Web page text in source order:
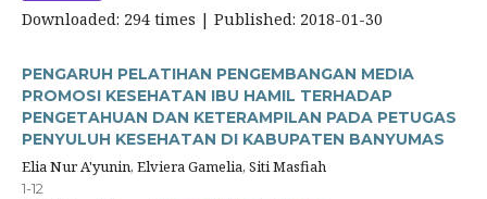
Downloaded: 294 times | Published: 2018-01-30
PENGARUH PELATIHAN PENGEMBANGAN MEDIA
PROMOSI KESEHATAN IBU HAMIL TERHADAP
PENGETAHUAN DAN KETERAMPILAN PADA PETUGAS
PENYULUH KESEHATAN DI KABUPATEN BANYUMAS
Elia Nur A'yunin, Elviera Gamelia, Siti Masfiah
1-12